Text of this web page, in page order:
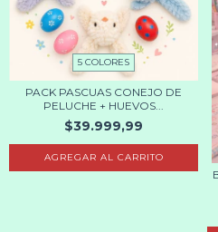
5 COLORES
PACK PASCUAS CONEJO DE
PELUCHE + HUEVOS...
$39.999,99
AGREGAR AL CARRITO